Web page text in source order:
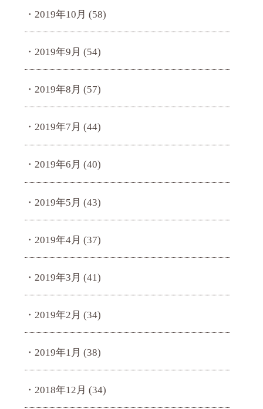
2019年10月 (58)
2019年9月 (54)
2019年8月 (57)
2019年7月 (44)
2019年6月 (40)
2019年5月 (43)
2019年4月 (37)
2019年3月 (41)
2019年2月 (34)
2019年1月 (38)
2018年12月 (34)